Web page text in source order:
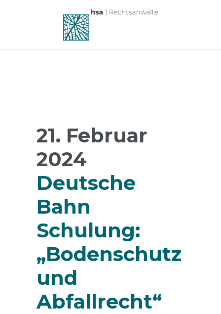
21. Februar
2024
Deutsche
Bahn
Schulung:
„Bodenschutz
und
Abfallrecht“